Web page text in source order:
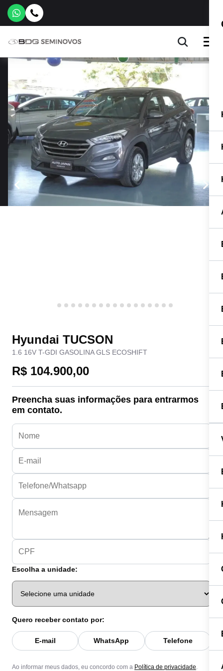
Hyundai TUCSON
1.6 16V T-GDI GASOLINA GLS ECOSHIFT
R$ 104.900,00
Preencha suas informações para entrarmos
em contato.
Escolha a unidade:
Quero receber contato por:
E-mail WhatsApp Telefone
Ao informar meus dados, eu concordo com a Política de privacidade